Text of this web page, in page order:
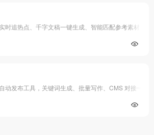
时追热点、千字文稿一键生成、智能匹配参考素材
动发布工具，关键词生成、批量写作、CMS 对接一站